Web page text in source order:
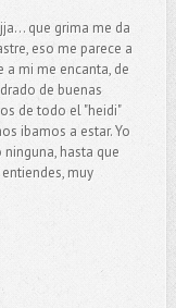
que grima me da
eso me parece a
a mi me encanta, de
de buenas
de todo el "heidi"
ibamos a estar. Yo
hasta que
muy